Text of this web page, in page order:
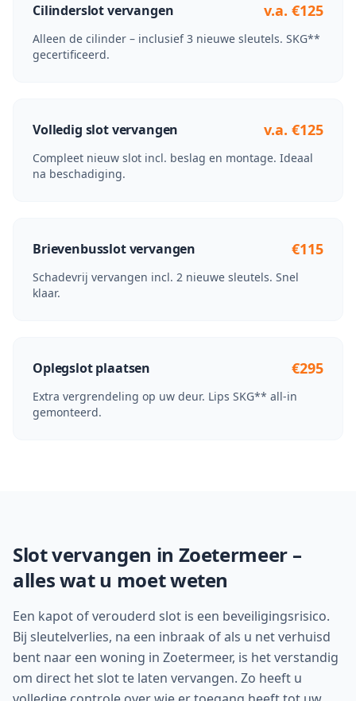
Cilinderslot vervangen v.a. €125
Alleen de cilinder – inclusief 3 nieuwe sleutels. SKG**
gecertificeerd.
Volledig slot vervangen v.a. €125
Compleet nieuw slot incl. beslag en montage. Ideaal
na beschadiging.
Brievenbusslot vervangen €115
Schadevrij vervangen incl. 2 nieuwe sleutels. Snel
klaar.
Oplegslot plaatsen €295
Extra vergrendeling op uw deur. Lips SKG** all-in
gemonteerd.
Slot vervangen in Zoetermeer–
alles wat u moet weten
Een kapot of verouderd slot is een beveiligingsrisico.
Bij sleutelverlies, na een inbraak of als u net verhuisd
bent naar een woning in Zoetermeer, is het verstandig
om direct het slot te laten vervangen. Zo heeft u